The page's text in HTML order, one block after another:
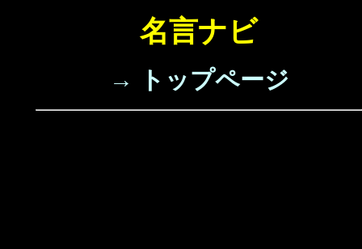
名言ナビ
→ トップページ